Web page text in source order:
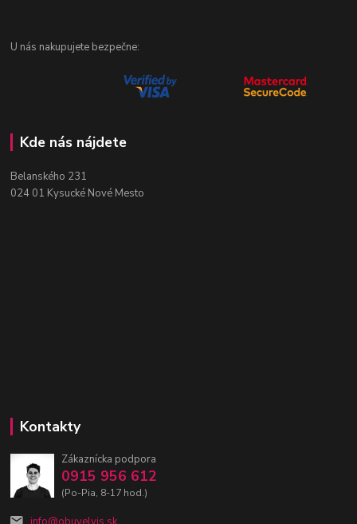
U nás nakupujete bezpečne:
Kde nás nájdete
Belanského 231
024 01 Kysucké Nové Mesto
Kontakty
Zákaznícka podpora
0915 956 612
(Po-Pia, 8-17 hod.)